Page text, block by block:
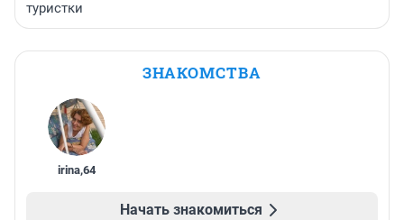
туристки
ЗНАКОМСТВА
irina,64
Начать знакомиться